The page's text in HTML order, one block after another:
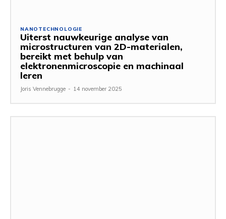
NANOTECHNOLOGIE
Uiterst nauwkeurige analyse van
microstructuren van 2D-materialen,
bereikt met behulp van
elektronenmicroscopie en machinaal
leren
Joris Vennebrugge - 14 november 2025